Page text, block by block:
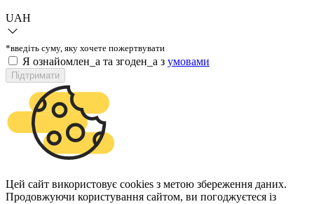
UAH
*введіть суму, яку хочете пожертвувати
Я ознайомлен_а та згоден_а з умовами
Підтримати
Цей сайт використовує cookies з метою збереження даних.
Продовжуючи користування сайтом, ви погоджуєтеся із